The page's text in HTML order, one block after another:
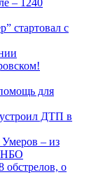
стартовал с
для
ДТП в
– из
обстрелов, о